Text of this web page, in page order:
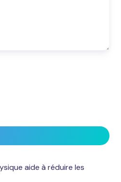
aide à réduire les